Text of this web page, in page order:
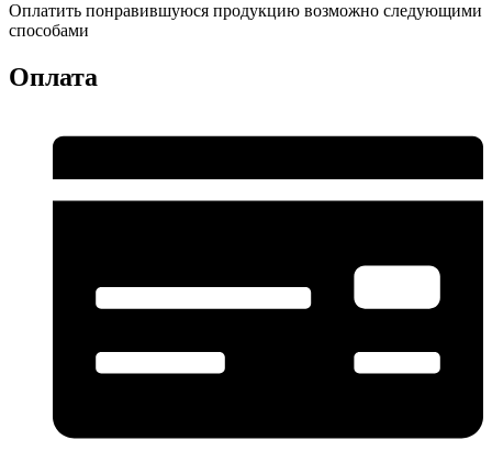
Оплатить понравившуюся продукцию возможно следующими
способами
Оплата